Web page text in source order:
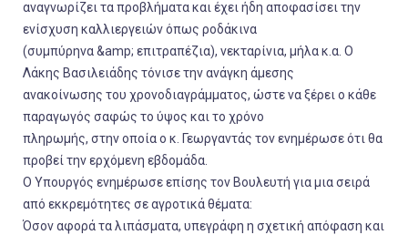
αναγνωρίζει τα προβλήματα και έχει ήδη αποφασίσει την
ενίσχυση καλλιεργειών όπως ροδάκινα
(συμπύρηνα &amp; επιτραπέζια), νεκταρίνια, μήλα κ.α. Ο
Λάκης Βασιλειάδης τόνισε την ανάγκη άμεσης
ανακοίνωσης του χρονοδιαγράμματος, ώστε να ξέρει ο κάθε
παραγωγός σαφώς το ύψος και το χρόνο
πληρωμής, στην οποία ο κ. Γεωργαντάς τον ενημέρωσε ότι θα
προβεί την ερχόμενη εβδομάδα.
Ο Υπουργός ενημέρωσε επίσης τον Βουλευτή για μια σειρά
από εκκρεμότητες σε αγροτικά θέματα:
Όσον αφορά τα λιπάσματα, υπεγράφη η σχετική απόφαση και